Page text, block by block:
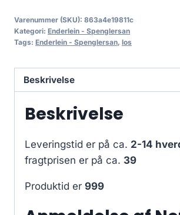
Varenummer (SKU): 863a4e19811c
Kategori: Enderlein - Spenglersan
Tags: Enderlein - Spenglersan, los
Beskrivelse
Beskrivelse
Leveringstid er på ca. 2-14
fragtprisen er på ca. 39
Produktid er 999